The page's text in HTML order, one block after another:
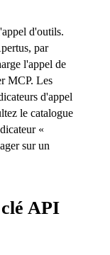
d'outils.
par
l'appel de
MCP. Les
d'appel
le catalogue
«
sur un
API